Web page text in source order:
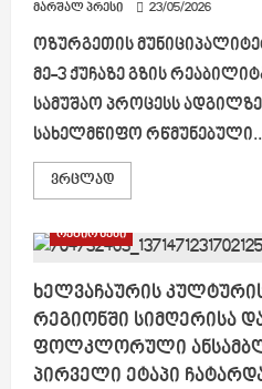
მარშალ პრესი 23/05/2026
ოზურგეთის
მე-3 ქუჩაზე გზის
სამუშაო პროცესს
სახელმწიფო
ვრცლადRead
more
მუნიციპალიტეტში
სოფელ
მე-3
ქუჩაზე
გზის
რეაბილიტაცია
დასკვნით
ეტაპზეა
რეგიონები
ხელვაჩაურის
რეგიონში სიმღერისა
ფოლკლორული
პირველი ეტაპი